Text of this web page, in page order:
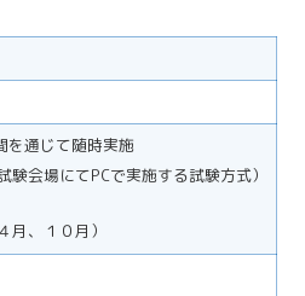
を通じて随時実施
験会場にてPCで実施する試験方式）
月、１０月）